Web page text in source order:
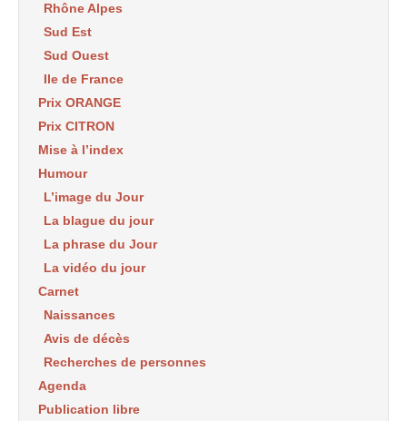
Rhône Alpes
Sud Est
Sud Ouest
Ile de France
Prix ORANGE
Prix CITRON
Mise à l’index
Humour
L’image du Jour
La blague du jour
La phrase du Jour
La vidéo du jour
Carnet
Naissances
Avis de décès
Recherches de personnes
Agenda
Publication libre